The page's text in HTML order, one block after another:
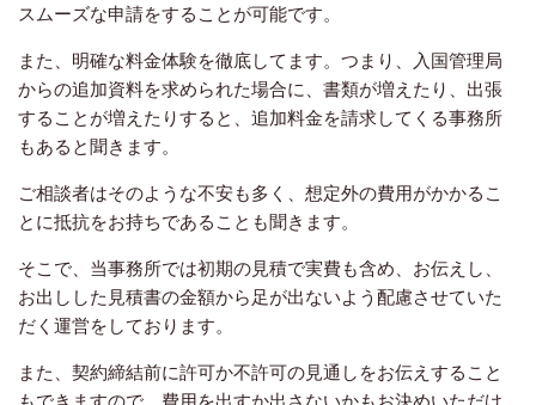
スムーズな申請をすることが可能です。
また、明確な料金体験を徹底してます。つまり、入国管理局
からの追加資料を求められた場合に、書類が増えたり、出張
することが増えたりすると、追加料金を請求してくる事務所
もあると聞きます。
ご相談者はそのような不安も多く、想定外の費用がかかるこ
とに抵抗をお持ちであることも聞きます。
そこで、当事務所では初期の見積で実費も含め、お伝えし、
お出しした見積書の金額から足が出ないよう配慮させていた
だく運営をしております。
また、契約締結前に許可か不許可の見通しをお伝えすること
もできますので、費用を出すか出さないかもお決めいただけ